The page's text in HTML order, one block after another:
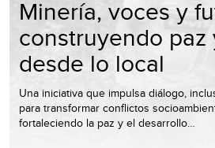
Minería, voces y
construyendo paz
desde lo local
Una iniciativa que impulsa diálogo,
para transformar conflictos
fortaleciendo la paz y el desarrollo…